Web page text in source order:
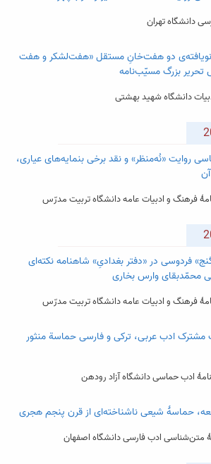
دانشگاه تهران
نویافته‌ی دو هفت‌خانِ مستقل «هفت‌لشکر و هفت
بزرگ مسیّب‌نامه
دانشگاه شهید بهشتی
عنوان مقاله :متن‌شناسی روایت «نُه‌منظر» و نقد برخی بن‎مایه‌های عیاری،
فرهنگ و ادبیات عامه دانشگاه تربیت مدرّس
فردوسی در «دفتر بغدادیِ» شاهنامه نکته‌ای
محمّدبقای وارس بخاری
فرهنگ و ادبیات عامه دانشگاه تربیت مدرّس
مشترک ادب عربی، ترکی و فارسی حماسة منثور
ادب حماسی دانشگاه آزاد رودهن
حماسۀ شیعی ناشناخته‌ای از قرن پنجم هجری
متن‌شناسی ادب فارسی دانشگاه اصفهان